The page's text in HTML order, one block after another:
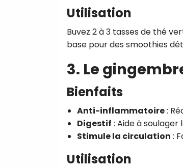
Utilisation
Buvez 2 à 3 tasses de thé
base pour des smoothies
3. Le
Bienfaits
Anti-inflammatoire:
Digestif : Aide à
Stimule la circulation :
Utilisation